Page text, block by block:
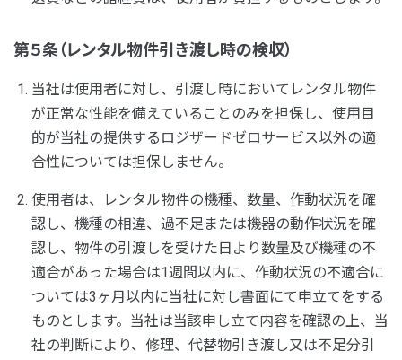
第５条（レンタル物件引き渡し時の検収）
当社は使用者に対し、引渡し時においてレンタル物件
が正常な性能を備えていることのみを担保し、使用目
的が当社の提供するロジザードゼロサービス以外の適
合性については担保しません。
使用者は、レンタル物件の機種、数量、作動状況を確
認し、機種の相違、過不足または機器の動作状況を確
認し、物件の引渡しを受けた日より数量及び機種の不
適合があった場合は1週間以内に、作動状況の不適合に
ついては3ヶ月以内に当社に対し書面にて申立てをする
ものとします。当社は当該申し立て内容を確認の上、当
社の判断により、修理、代替物引き渡し又は不足分引